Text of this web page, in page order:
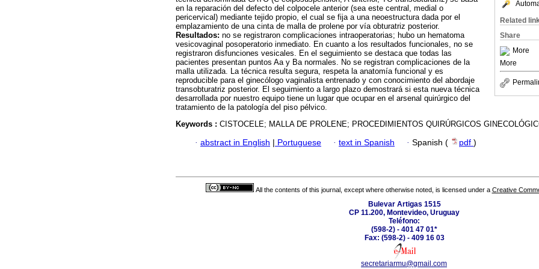
Related
Share
More
More
en la reparación del defecto del colpocele anterior (sea este central, medial o
pericervical) mediante tejido propio, el cual se fija a una neoestructura dada por el
emplazamiento de una cinta de malla de prolene por vía obturatriz posterior.
Resultados: no se registraron complicaciones intraoperatorias; hubo un hematoma
vesicovaginal posoperatorio inmediato. En cuanto a los resultados funcionales, no se
registraron disfunciones vesicales. En el seguimiento se destaca que todas las
pacientes presentan puntos Aa y Ba normales. No se registran complicaciones de la
malla utilizada. La técnica resulta segura, respeta la anatomía funcional y es
reproducible para el ginecólogo vaginalista entrenado y con conocimiento del abordaje
transobturatriz posterior. El seguimiento a largo plazo demostrará si esta nueva técnica
desarrollada por nuestro equipo tiene un lugar que ocupar en el arsenal quirúrgico del
tratamiento de la patología del piso pélvico.
Keywords : CISTOCELE; MALLA DE PROLENE; PROCEDIMIENTOS QUIRÚRGICOS
· abstract in English | Portuguese · text in Spanish · Spanish ( pdf )
All the contents of this journal, except where otherwise noted, is licensed under a Creative
Bulevar Artigas 1515
CP 11.200, Montevideo, Uruguay
Teléfono:
(598-2) - 401 47 01*
Fax: (598-2) - 409 16 03
secretariarmu@gmail.com